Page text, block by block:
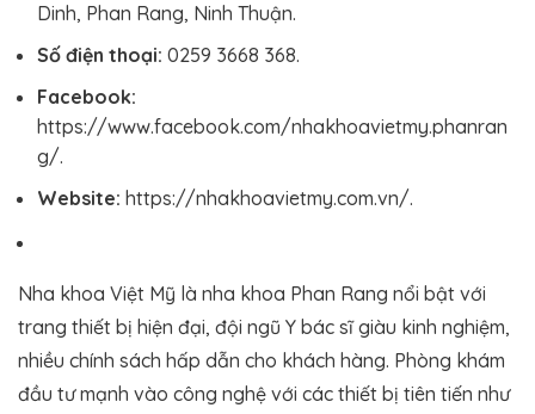
Dinh, Phan Rang, Ninh Thuận.
Số điện thoại: 0259 3668 368.
Facebook:
https://www.facebook.com/nhakhoavietmy.phanran
g/.
Website: https://nhakhoavietmy.com.vn/.
Nha khoa Việt Mỹ là nha khoa Phan Rang nổi bật với
trang thiết bị hiện đại, đội ngũ Y bác sĩ giàu kinh nghiệm,
nhiều chính sách hấp dẫn cho khách hàng. Phòng khám
đầu tư mạnh vào công nghệ với các thiết bị tiên tiến như